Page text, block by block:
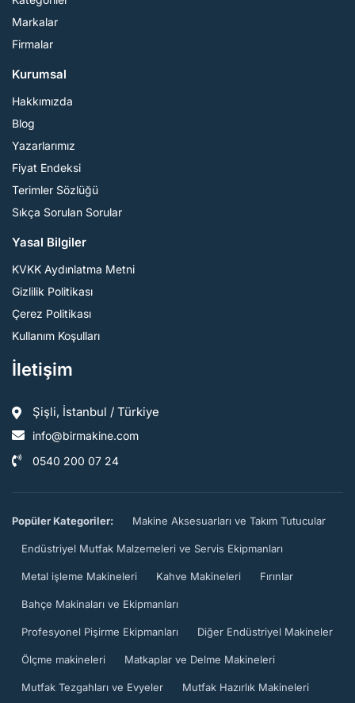
Markalar
Firmalar
Kurumsal
Hakkımızda
Blog
Yazarlarımız
Fiyat Endeksi
Terimler Sözlüğü
Sıkça Sorulan Sorular
Yasal Bilgiler
KVKK Aydınlatma Metni
Gizlilik Politikası
Çerez Politikası
Kullanım Koşulları
İletişim
Şişli, İstanbul / Türkiye
info@birmakine.com
0540 200 07 24
Popüler Kategoriler: Makine Aksesuarları ve Takım Tutucular
Endüstriyel Mutfak Malzemeleri ve Servis Ekipmanları
Metal işleme Makineleri Kahve Makineleri Fırınlar
Bahçe Makinaları ve Ekipmanları
Profesyonel Pişirme Ekipmanları Diğer Endüstriyel Makineler
Ölçme makineleri Matkaplar ve Delme Makineleri
Mutfak Tezgahları ve Evyeler Mutfak Hazırlık Makineleri